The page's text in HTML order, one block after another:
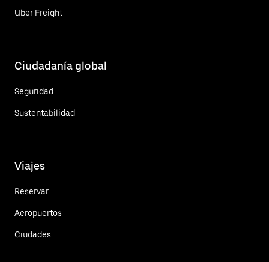
Uber Freight
Ciudadanía global
Seguridad
Sustentabilidad
Viajes
Reservar
Aeropuertos
Ciudades